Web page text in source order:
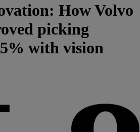
How Volvo
picking
with vision